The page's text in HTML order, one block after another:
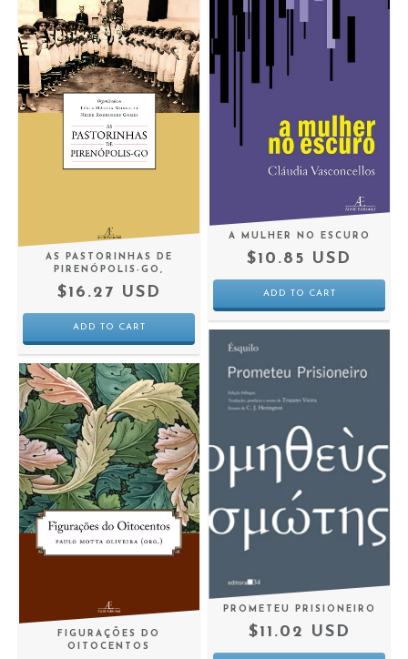
AS PASTORINHAS DE
PIRENÓPOLIS-GO,
$16.27 USD
A MULHER NO ESCURO
$10.85 USD
FIGURAÇÕES DO
OITOCENTOS
PROMETEU PRISIONEIRO
$11.02 USD